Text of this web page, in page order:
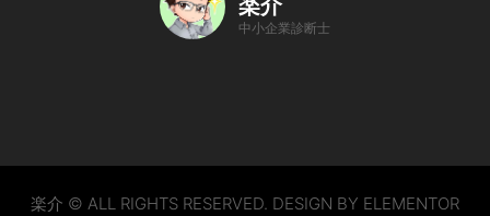
楽介
中小企業診断士
楽介 © ALL RIGHTS RESERVED. DESIGN BY ELEMENTOR